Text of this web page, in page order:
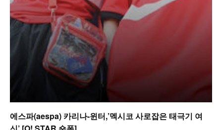
에스파(aespa) 카리나-윈터,’멕시코 사로잡은 태극기 여